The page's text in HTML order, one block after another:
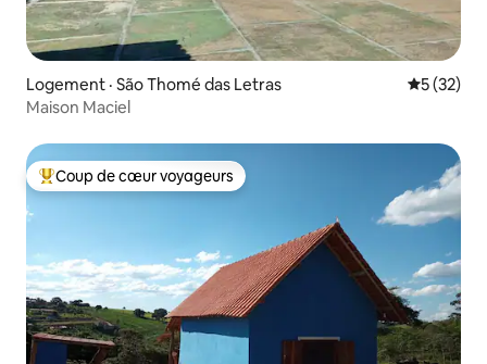
Logement · São Thomé das Letras Note
5 (32)
Maison Maciel
Coup de cœur voyageurs parmi les plus aimés
Coup de cœur voyageurs